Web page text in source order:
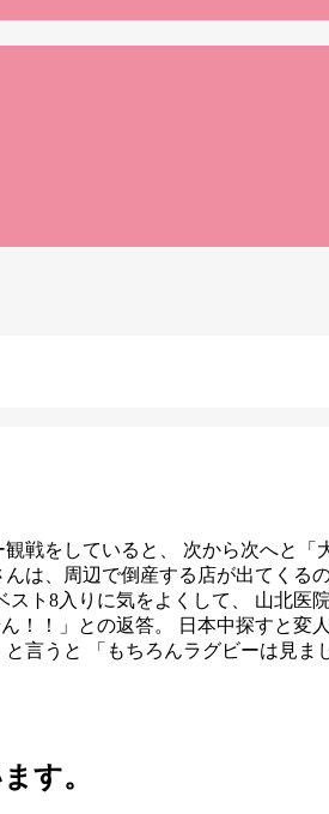
戦をしていると、 次から次へと
は、周辺で倒産する店が出てく
ト8入りに気をよくして、 山北
！」との返答。 日本中探すと変
言うと 「もちろんラグビーは見
す。